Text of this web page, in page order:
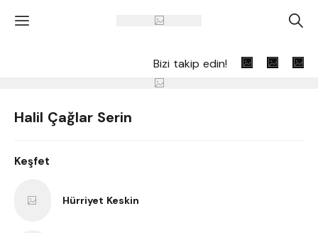
' A
Bizi takip edin!
Halil Çağlar Serin
Keşfet
Hürriyet Keskin